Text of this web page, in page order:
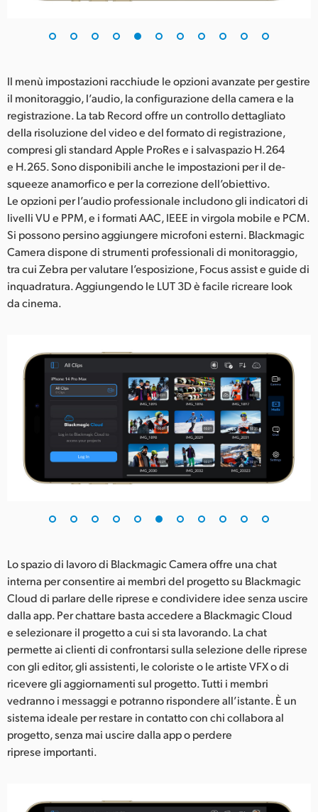
Il menù impostazioni racchiude le opzioni avanzate per gestire
il monitoraggio, l’audio, la configurazione della camera e la
registrazione. La tab Record offre un controllo dettagliato
della risoluzione del video e del formato di registrazione,
compresi gli standard Apple ProRes e i salvaspazio H.264
e H.265. Sono disponibili anche le impostazioni per il de-
squeeze anamorfico e per la correzione dell’obiettivo.
Le opzioni per l’audio professionale includono gli indicatori di
livelli VU e PPM, e i formati AAC, IEEE in virgola mobile e PCM.
Si possono persino aggiungere microfoni esterni. Blackmagic
Camera dispone di strumenti professionali di monitoraggio,
tra cui Zebra per valutare l’esposizione, Focus assist e guide di
inquadratura. Aggiungendo le LUT 3D è facile ricreare look
da cinema.
Lo spazio di lavoro di Blackmagic Camera offre una chat
interna per consentire ai membri del progetto su Blackmagic
Cloud di parlare delle riprese e condividere idee senza uscire
dalla app. Per chattare basta accedere a Blackmagic Cloud
e selezionare il progetto a cui si sta lavorando. La chat
permette ai clienti di confrontarsi sulla selezione delle riprese
con gli editor, gli assistenti, le coloriste o le artiste VFX o di
ricevere gli aggiornamenti sul progetto. Tutti i membri
vedranno i messaggi e potranno rispondere all’istante. È un
sistema ideale per restare in contatto con chi collabora al
progetto, senza mai uscire dalla app o perdere
riprese importanti.